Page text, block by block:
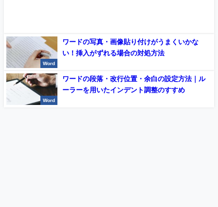
Word
ワードの写真・画像貼り付けがうまくいかな
い！挿入がずれる場合の対処方法
Word
ワードの段落・改行位置・余白の設定方法｜ル
ーラーを用いたインデント調整のすすめ